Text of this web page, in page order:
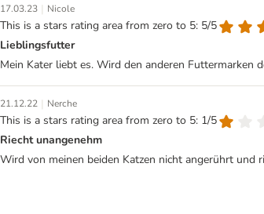
17.03.23 | Nicole
This is a stars rating area from zero to 5: 5/5
Lieblingsfutter
Mein Kater liebt es. Wird den anderen Futtermarken
21.12.22 | Nerche
This is a stars rating area from zero to 5: 1/5
Riecht unangenehm
Wird von meinen beiden Katzen nicht angerührt und